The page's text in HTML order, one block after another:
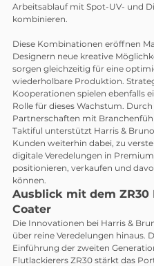
Arbeitsablauf mit Spot-UV- und
kombinieren.
Diese Kombinationen eröffnen
Designern neue kreative
sorgen gleichzeitig für eine
wiederholbare Produktion.
Kooperationen spielen ebenfalls
Rolle für dieses Wachstum. Durch
Partnerschaften mit
Taktiful unterstützt Harris &
Kunden weiterhin dabei, zu
digitale Veredelungen in
positionieren, verkaufen und
können.
Ausblick mit dem ZR30
Coater
Die Innovationen bei Harris &
über reine Veredelungen hinaus.
Einführung der zweiten
Flutlackierers ZR30 stärkt das